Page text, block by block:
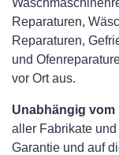
Reparaturen,
Reparaturen,
und
vor Ort aus.
Unabhängig vom
aller Fabrikate
Garantie und auf